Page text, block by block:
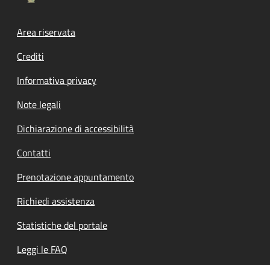
Footer menu
Area riservata
Crediti
Informativa privacy
Note legali
Dichiarazione di accessibilità
Contatti
Prenotazione appuntamento
Richiedi assistenza
Statistiche del portale
Leggi le FAQ